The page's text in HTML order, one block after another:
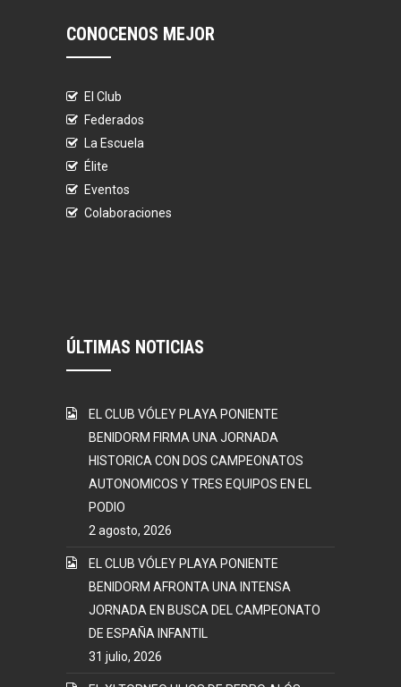
CONOCENOS MEJOR
El Club
Federados
La Escuela
Élite
Eventos
Colaboraciones
ÚLTIMAS NOTICIAS
EL CLUB VÓLEY PLAYA PONIENTE
BENIDORM FIRMA UNA JORNADA
HISTORICA CON DOS CAMPEONATOS
AUTONOMICOS Y TRES EQUIPOS EN EL
PODIO
2 agosto, 2026
EL CLUB VÓLEY PLAYA PONIENTE
BENIDORM AFRONTA UNA INTENSA
JORNADA EN BUSCA DEL CAMPEONATO
DE ESPAÑA INFANTIL
31 julio, 2026